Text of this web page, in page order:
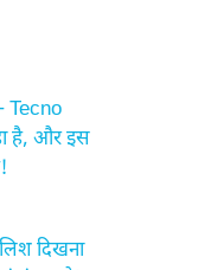
Tecno
है, और इस
दिखना